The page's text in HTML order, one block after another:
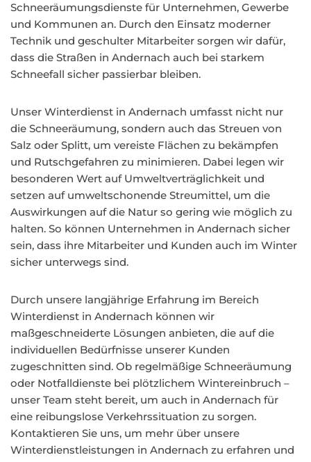
Schneeräumungsdienste für Unternehmen, Gewerbe
und Kommunen an. Durch den Einsatz moderner
Technik und geschulter Mitarbeiter sorgen wir dafür,
dass die Straßen in Andernach auch bei starkem
Schneefall sicher passierbar bleiben.
Unser Winterdienst in Andernach umfasst nicht nur
die Schneeräumung, sondern auch das Streuen von
Salz oder Splitt, um vereiste Flächen zu bekämpfen
und Rutschgefahren zu minimieren. Dabei legen wir
besonderen Wert auf Umweltverträglichkeit und
setzen auf umweltschonende Streumittel, um die
Auswirkungen auf die Natur so gering wie möglich zu
halten. So können Unternehmen in Andernach sicher
sein, dass ihre Mitarbeiter und Kunden auch im Winter
sicher unterwegs sind.
Durch unsere langjährige Erfahrung im Bereich
Winterdienst in Andernach können wir
maßgeschneiderte Lösungen anbieten, die auf die
individuellen Bedürfnisse unserer Kunden
zugeschnitten sind. Ob regelmäßige Schneeräumung
oder Notfalldienste bei plötzlichem Wintereinbruch –
unser Team steht bereit, um auch in Andernach für
eine reibungslose Verkehrssituation zu sorgen.
Kontaktieren Sie uns, um mehr über unsere
Winterdienstleistungen in Andernach zu erfahren und